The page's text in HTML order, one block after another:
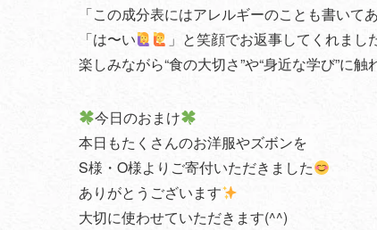
「この成分表にはアレルギーのことも書い
「は〜い
」と笑顔でお返事してくれまし
楽しみながら“食の大切さ”や“身近な学び”に
今日のおまけ
本日もたくさんのお洋服やズボンを
S様・O様よりご寄付いただきました
ありがとうございます
大切に使わせていただきます(^^)